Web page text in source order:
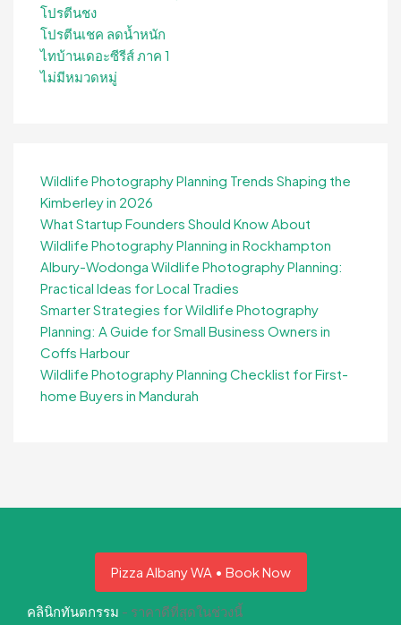
โปรตีนชง
โปรตีนเชค ลดน้ำหนัก
ไทบ้านเดอะซีรีส์ ภาค 1
ไม่มีหมวดหมู่
Wildlife Photography Planning Trends Shaping the
Kimberley in 2026
What Startup Founders Should Know About
Wildlife Photography Planning in Rockhampton
Albury-Wodonga Wildlife Photography Planning:
Practical Ideas for Local Tradies
Smarter Strategies for Wildlife Photography
Planning: A Guide for Small Business Owners in
Coffs Harbour
Wildlife Photography Planning Checklist for First-
home Buyers in Mandurah
Pizza Albany WA • Book Now
คลินิกทันตกรรม - ราคาดีที่สุดในช่วงนี้